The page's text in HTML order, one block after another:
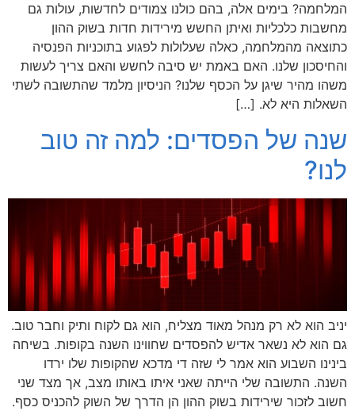
המלחמה? בימים אלה, בהם כולנו צמודים לחדשות, עולות גם
מחשבות כלכליות ואיתן החשש מירידות חדות בשוק ההון
כתוצאה מהמלחמה, כאלה שעלולות לפגוע בתוכניות הפנסיה
והחיסכון שלנו. האם באמת יש סיבה לחשש והאם צריך לעשות
משהו מהיר שיגן על הכסף שלנו? הניסיון מלמד שהתשובה לשתי
השאלות היא לא. […]
שנה של הפסדים: למה זה טוב
לנו?
יניב הוא לא רק מנהל מאוד מצליח, הוא גם לקוח ותיק וחבר טוב.
גם הוא לא נשאר אדיש להפסדים שחווינו השנה בקופות. בשיחה
בינינו השבוע הוא אמר לי שזה די מדכא שהקופות שלו ירדו
השנה. התשובה שלי הייתה שאני איתו באותו מצב, אך מצד שני
חשוב לזכור שירידות בשוק ההון הן הדרך של השוק להכניס כסף.